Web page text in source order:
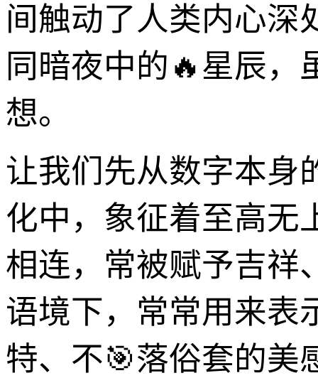
间触动了人类内心深
同暗夜中的🔥星辰，
想。
让我们先从数字本身
化中，象征着至高无
相连，常被赋予吉祥
语境下，常常用来表
特、不🎯落俗套的美